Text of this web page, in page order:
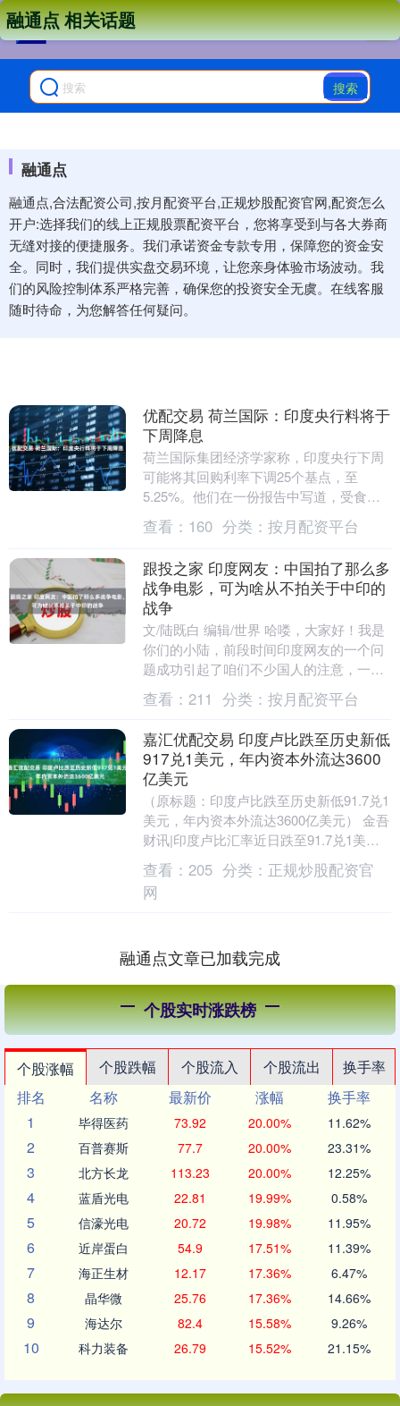
搜索
融通点
融通点,合法配资公司,按月配资平台,正规炒股配资官网,配资怎么
开户:选择我们的线上正规股票配资平台，您将享受到与各大券商
无缝对接的便捷服务。我们承诺资金专款专用，保障您的资金安
全。同时，我们提供实盘交易环境，让您亲身体验市场波动。我
们的风险控制体系严格完善，确保您的投资安全无虞。在线客服
随时待命，为您解答任何疑问。
融通点 相关话题
优配交易 荷兰国际：印度央行料将于
下周降息
荷兰国际集团经济学家称，印度央行下周
可能将其回购利率下调25个基点，至
5.25%。他们在一份报告中写道，受食品
价格下跌推动，该国通货膨胀一直非常温
和。与此同时，....
查看： 160 分类： 按月配资平台
跟投之家 印度网友：中国拍了那么多
战争电影，可为啥从不拍关于中印的
战争
文/陆既白 编辑/世界 哈喽，大家好！我是
你们的小陆，前段时间印度网友的一个问
题成功引起了咱们不少国人的注意，一个
印度网友在社交媒体提问“为啥中国拍了那
么多战争....
查看： 211 分类： 按月配资平台
嘉汇优配交易 印度卢比跌至历史新低
917兑1美元，年内资本外流达3600
亿美元
（原标题：印度卢比跌至历史新低91.7兑1
美元，年内资本外流达3600亿美元） 金吾
财讯|印度卢比汇率近日跌至91.7兑1美元
的历史最低点，主要受到持续资本外流....
查看： 205 分类： 正规炒股配资官
网
融通点文章已加载完成
个股实时涨跌榜
个股涨幅 个股跌幅 个股流入 个股流出
换手率
排名
名称 最新价 涨幅
换手率
1
毕得医药 73.92 20.00% 11.62%
2 百普赛斯 77.7 20.00% 23.31%
3 北方长龙 113.23 20.00% 12.25%
4 蓝盾光电 22.81 19.99% 0.58%
5 信濠光电 20.72 19.98% 11.95%
6 近岸蛋白 54.9 17.51% 11.39%
7 海正生材 12.17 17.36% 6.47%
8 晶华微 25.76 17.36% 14.66%
9 海达尔 82.4 15.58% 9.26%
10 科力装备 26.79 15.52% 21.15%